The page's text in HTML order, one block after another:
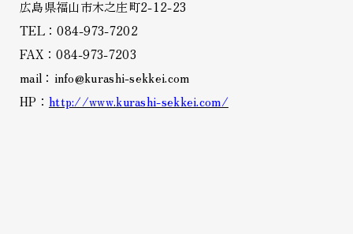
広島県福山市木之庄町2-12-23
TEL：084-973-7202
FAX：084-973-7203
mail：info@kurashi-sekkei.com
HP： http://www.kurashi-sekkei.com/